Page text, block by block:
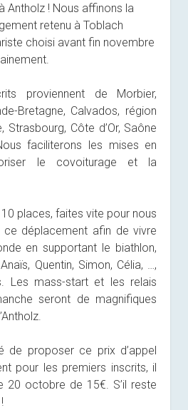
Antholz ! Nous affinons la
retenu à Toblach
choisi avant fin novembre
proviennent de Morbier,
Bretagne, Calvados, région
Strasbourg, Côte d’Or, Saône
faciliterons les mises en
le covoiturage et la
10 places, faites vite pour nous
déplacement afin de vivre
en supportant le biathlon,
Quentin, Simon, Célia, …,
Les mass-start et les relais
seront de magnifiques
de proposer ce prix d’appel
pour les premiers inscrits, il
20 octobre de 15€. S’il reste